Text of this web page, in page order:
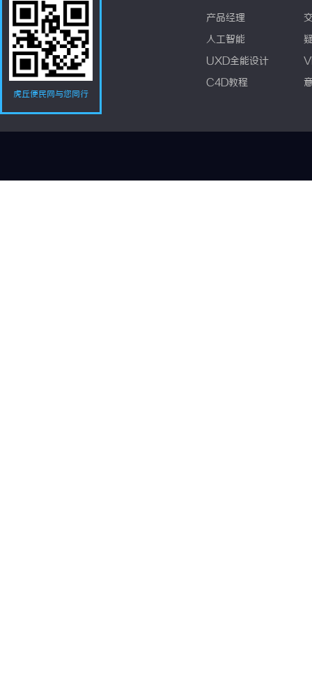
虎丘便民网与您同行
产品经理
人工智能
UXD全能设计
C4D教程